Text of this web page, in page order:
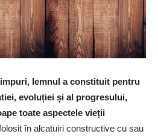
lemnul a constituit pentru
evoluției și al progresului,
toate aspectele vieții
în alcatuiri constructive cu sau